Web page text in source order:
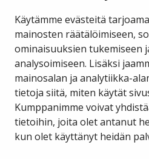
Käytämme evästeitä
mainosten räätälöimiseen,
ominaisuuksien tukemiseen
analysoimiseen. Lisäksi
mainosalan ja analytiikka-
tietoja siitä, miten käytät
Kumppanimme voivat
tietoihin, joita olet antanut
kun olet käyttänyt heidän
98800